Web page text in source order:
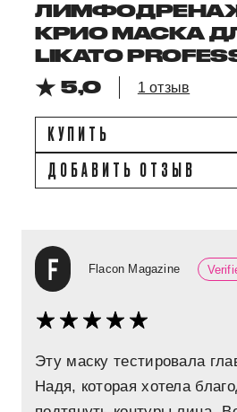
КРИО МАСКА
LIKATO
5,0
1 отзыв
КУПИТЬ
ДОБАВИТЬ ОТЗЫВ
Flacon Magazine
Эту маску тестировала
Надя, которая хотела